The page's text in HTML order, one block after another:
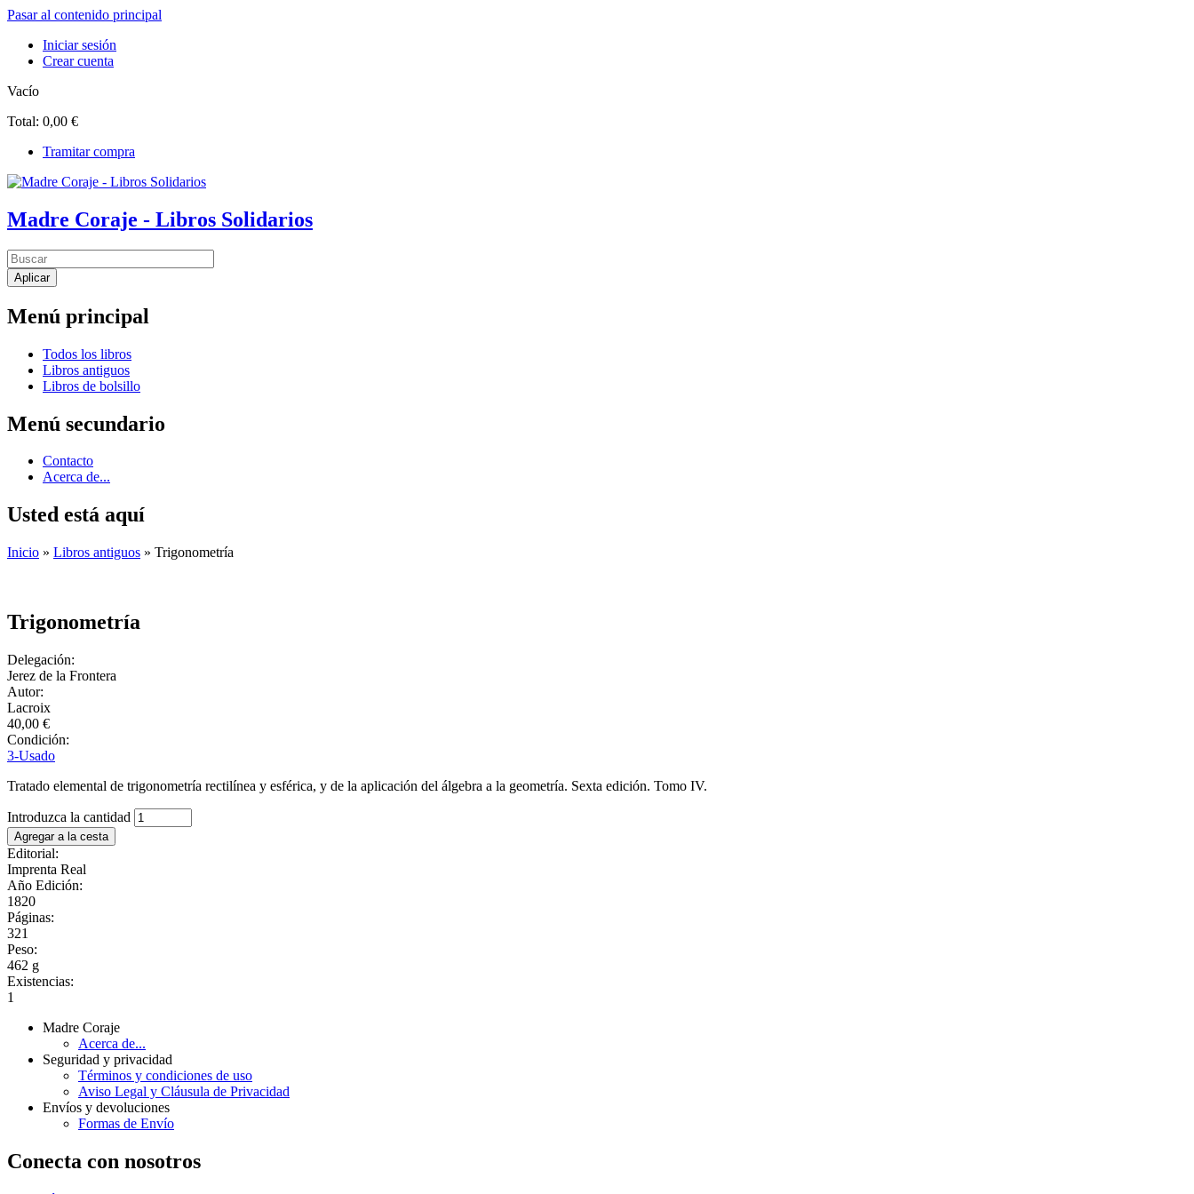
Pasar al contenido principal
Iniciar sesión
Crear cuenta
Vacío
Total: 0,00 €
Tramitar compra
Madre Coraje - Libros Solidarios
Menú principal
Todos los libros
Libros antiguos
Libros de bolsillo
Menú secundario
Contacto
Acerca de...
Usted está aquí
Inicio » Libros antiguos » Trigonometría
Trigonometría
Delegación:
Jerez de la Frontera
Autor:
Lacroix
40,00 €
Condición:
3-Usado
Tratado elemental de trigonometría rectilínea y esférica, y de la aplicación del álgebra a la geometría. Sexta edición. Tomo IV.
Introduzca la cantidad
Editorial:
Imprenta Real
Año Edición:
1820
Páginas:
321
Peso:
462 g
Existencias:
1
Madre Coraje
Acerca de...
Seguridad y privacidad
Términos y condiciones de uso
Aviso Legal y Cláusula de Privacidad
Envíos y devoluciones
Formas de Envío
Conecta con nosotros